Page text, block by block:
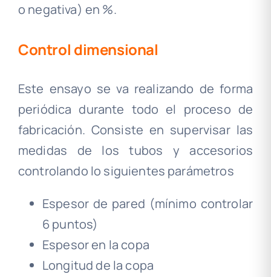
o negativa) en %.
Control dimensional
Este ensayo se va realizando de forma
periódica durante todo el proceso de
fabricación. Consiste en supervisar las
medidas de los tubos y accesorios
controlando lo siguientes parámetros
Espesor de pared (mínimo controlar
6 puntos)
Espesor en la copa
Longitud de la copa